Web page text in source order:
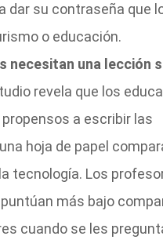
dar su contraseña que
o educación.
necesitan una lección
revela que los
a escribir las
hoja de papel
tecnología. Los
más bajo
cuando se les